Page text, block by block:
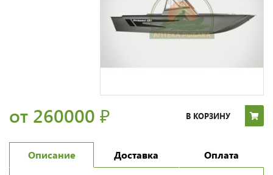
от 260000 ₽ В КОРЗИНУ
Описание Доставка Оплата